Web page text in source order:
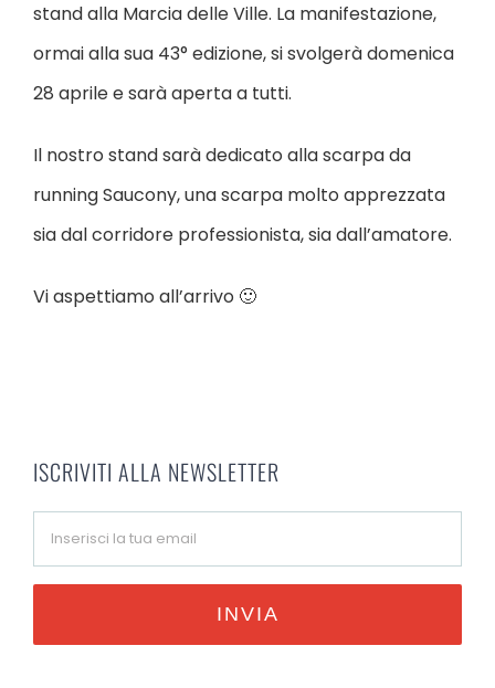
stand alla Marcia delle Ville. La manifestazione,
ormai alla sua 43° edizione, si svolgerà domenica
28 aprile e sarà aperta a tutti.
Il nostro stand sarà dedicato alla scarpa da
running Saucony, una scarpa molto apprezzata
sia dal corridore professionista, sia dall’amatore.
Vi aspettiamo all’arrivo 🙂
ISCRIVITI ALLA NEWSLETTER